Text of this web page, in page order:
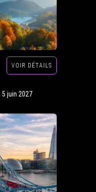
VOIR DÉTAILS
5 juin 2027